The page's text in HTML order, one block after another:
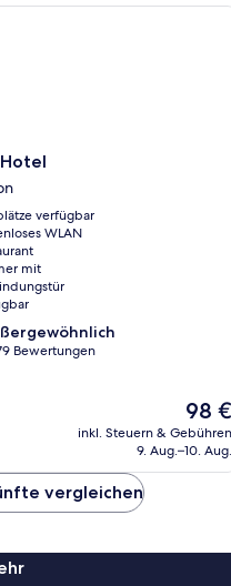
verfügbar
WLAN
mit
Bewertungen
Der
Preis
beträgt
98 €
inkl. Steuern & Gebühren
9. Aug.–10. Aug.
vergleichen